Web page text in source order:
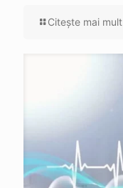
Citeşte mai mult